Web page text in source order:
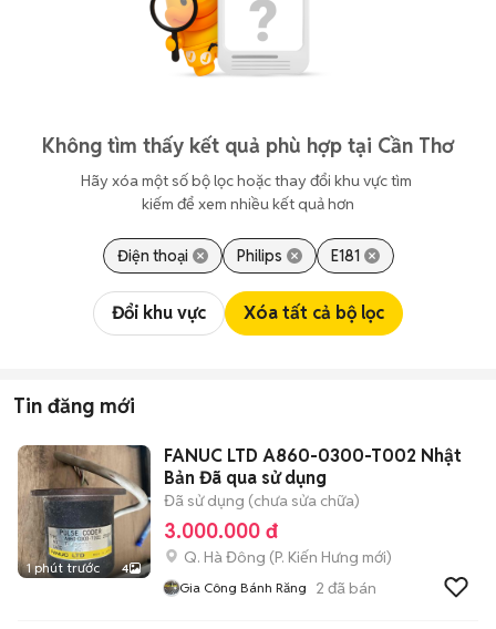
Không tìm thấy kết quả phù hợp tại Cần Thơ
Hãy xóa một số bộ lọc hoặc thay đổi khu vực tìm
kiếm để xem nhiều kết quả hơn
Điện thoại Philips E181
Đổi khu vực Xóa tất cả bộ lọc
Tin đăng mới
1 phút trước 4
FANUC LTD A860-0300-T002 Nhật
Bản Đã qua sử dụng
Đã sử dụng (chưa sửa chữa)
3.000.000 đ
Q. Hà Đông (P. Kiến Hưng mới)
Gia Công Bánh Răng 2 đã bán